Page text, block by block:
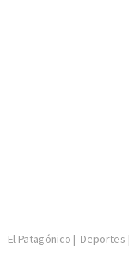
El Patagónico | Deportes |